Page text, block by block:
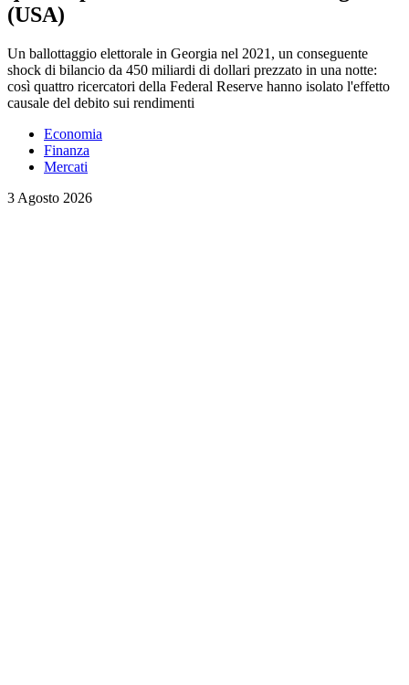
(USA)
Un ballottaggio elettorale in Georgia nel 2021, un conseguente
shock di bilancio da 450 miliardi di dollari prezzato in una notte:
così quattro ricercatori della Federal Reserve hanno isolato l'effetto
causale del debito sui rendimenti
Economia
Finanza
Mercati
3 Agosto 2026